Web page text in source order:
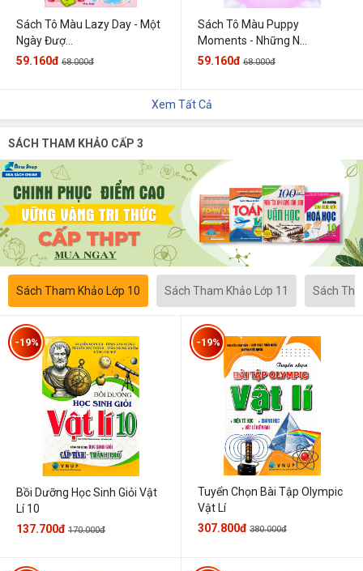
Sách Tô Màu Lazy Day - Một
Ngày Đượ...
59.160đ 68.000đ
Sách Tô Màu Puppy
Moments - Những N...
59.160đ 68.000đ
Xem Tất Cả
SÁCH THAM KHẢO CẤP 3
Sách Tham Khảo Lớp 10 Sách Tham Khảo Lớp 11 Sách
Bồi Dưỡng Học Sinh Giỏi Vật
Lí 10
-19%
137.700đ 170.000đ
Tuyển Chọn Bài Tập Olympic
Vật Lí
-19%
307.800đ 380.000đ